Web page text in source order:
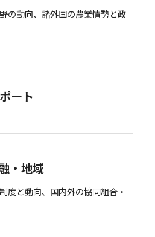
の動向、諸外国の農業情勢と政
ート
・地域
度と動向、国内外の協同組合・